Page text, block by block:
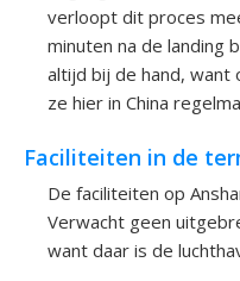
verloopt dit proces
minuten na de landing
altijd bij de hand, want
ze hier in China
Faciliteiten in de
De faciliteiten op
Verwacht geen
want daar is de